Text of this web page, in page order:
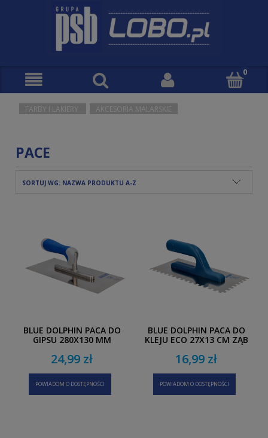
FARBY I LAKIERY AKCESORIA MALARSKIE
PACE
SORTUJ WG: NAZWA PRODUKTU A-Z
BLUE DOLPHIN PACA DO
GIPSU 280X130 MM
24,99 zł
POWIADOM O DOSTĘPNOŚCI
BLUE DOLPHIN PACA DO
KLEJU ECO 27X13 CM ZĄB
16,99 zł
POWIADOM O DOSTĘPNOŚCI